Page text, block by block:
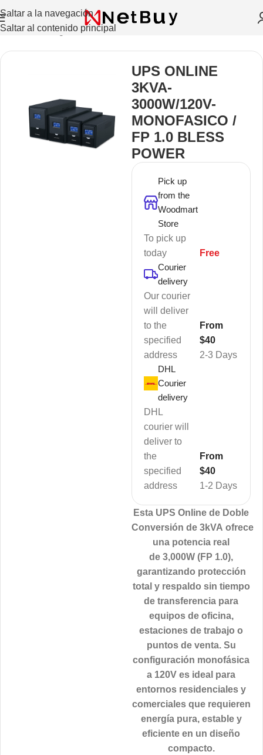
Saltar a la navegación
Saltar al contenido principal
Inicio/ Sin categorizar
UPS ONLINE
3KVA-
3000W/120V-
MONOFASICO /
FP 1.0 BLESS
POWER
Pick up
from the
Woodmart
Store
To pick up
today
Free
Courier
delivery
Our courier
will deliver
to the
specified
address
2-3 Days
From
$40
DHL
Courier
delivery
DHL
courier will
deliver to
the
specified
address
1-2 Days
From
$40
Esta UPS Online de Doble
Conversión de 3kVA ofrece
una potencia real
de 3,000W (FP 1.0),
garantizando protección
total y respaldo sin tiempo
de transferencia para
equipos de oficina,
estaciones de trabajo o
puntos de venta. Su
configuración monofásica
a 120V es ideal para
entornos residenciales y
comerciales que requieren
energía pura, estable y
eficiente en un diseño
compacto.